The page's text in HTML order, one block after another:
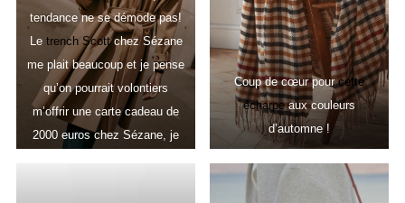
tendance ne se démode pas!
Le trench Scottchez Sézane
me plait beaucoup et je pense
qu’on pourrait volontiers
m’offrir une carte cadeau de
2000 euros chez Sézane, je
Coup de cœur pourcette
écharpeaux couleurs
d’automne !